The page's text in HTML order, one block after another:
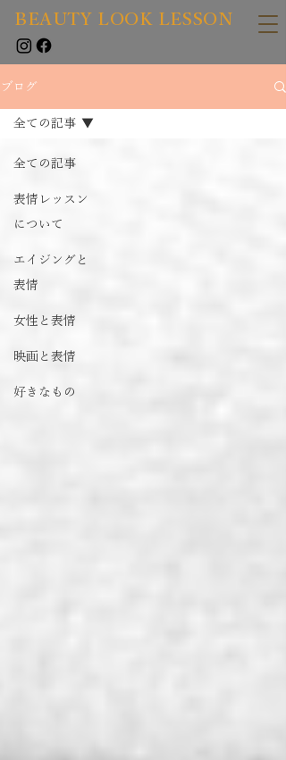
BEAUTY LOOK LESSON
ブログ
全ての記事
表情レッスン
について
エイジングと
表情
女性と表情
映画と表情
好きなもの
全ての記事